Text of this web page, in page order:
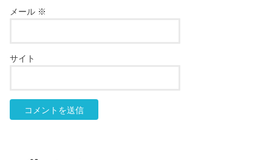
メール ※
サイト